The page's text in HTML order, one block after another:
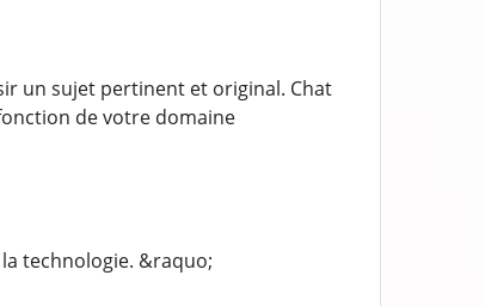
un sujet pertinent et original. Chat
de votre domaine
technologie. &raquo;